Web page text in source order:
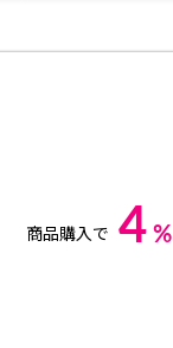
商品購入で 4 %